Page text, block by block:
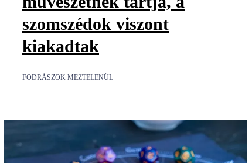
szomszédok viszont
kiakadtak
FODRÁSZOK MEZTELENÜL